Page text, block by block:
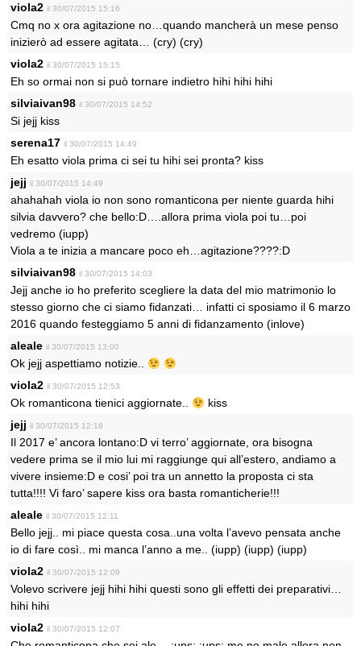
viola2 il 30/07/2015 15:16
Cmq no x ora agitazione no…quando mancherà un mese penso
inizierò ad essere agitata… (cry) (cry)
viola2 il 30/07/2015 15:15
Eh so ormai non si può tornare indietro hihi hihi hihi
silviaivan98 il 30/07/2015 14:52
Si jejj kiss
serena17 il 30/07/2015 14:49
Eh esatto viola prima ci sei tu hihi sei pronta? kiss
jejj il 30/07/2015 14:49
ahahahah viola io non sono romanticona per niente guarda hihi
silvia davvero? che bello:D….allora prima viola poi tu…poi
vedremo (iupp)
Viola a te inizia a mancare poco eh…agitazione????:D
silviaivan98 il 30/07/2015 14:03
Jejj anche io ho preferito scegliere la data del mio matrimonio lo
stesso giorno che ci siamo fidanzati… infatti ci sposiamo il 6 marzo
2016 quando festeggiamo 5 anni di fidanzamento (inlove)
aleale il 30/07/2015 13:00
Ok jejj aspettiamo notizie..
viola2 il 30/07/2015 12:53
Ok romanticona tienici aggiornate..
kiss
jejj il 30/07/2015 12:16
Il 2017 e’ ancora lontano:D vi terro’ aggiornate, ora bisogna
vedere prima se il mio lui mi raggiunge qui all’estero, andiamo a
vivere insieme:D e cosi’ poi tra un annetto la proposta ci sta
tutta!!!! Vi faro’ sapere kiss ora basta romanticherie!!!
aleale il 30/07/2015 12:11
Bello jejj.. mi piace questa cosa..una volta l’avevo pensata anche
io di fare così.. mi manca l’anno a me.. (iupp) (iupp) (iupp)
viola2 il 30/07/2015 12:09
Volevo scrivere jejj hihi hihi questi sono gli effetti dei preparativi…
hihi hihi
viola2 il 30/07/2015 12:07